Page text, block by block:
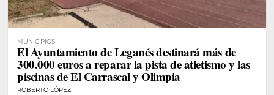
MUNICIPIOS
El Ayuntamiento de Leganés destinará más de
300.000 euros a reparar la pista de atletismo y las
piscinas de El Carrascal y Olimpia
ROBERTO LÓPEZ